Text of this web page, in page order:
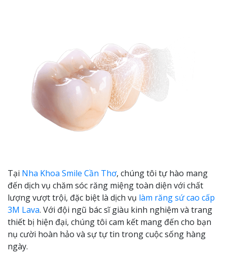
Tại Nha Khoa Smile Cần Thơ, chúng tôi tự hào mang
đến dịch vụ chăm sóc răng miệng toàn diện với chất
lượng vượt trội, đặc biệt là dịch vụ làm răng sứ cao cấp
3M Lava. Với đội ngũ bác sĩ giàu kinh nghiệm và trang
thiết bị hiện đại, chúng tôi cam kết mang đến cho bạn
nụ cười hoàn hảo và sự tự tin trong cuộc sống hàng
ngày.